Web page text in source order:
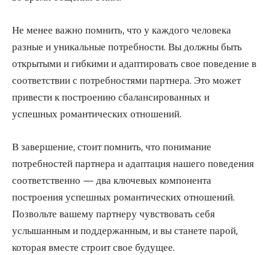
Не менее важно помнить, что у каждого человека
разные и уникальные потребности. Вы должны быть
открытыми и гибкими и адаптировать свое поведение в
соответствии с потребностями партнера. Это может
привести к построению сбалансированных и
успешных романтических отношений.
В завершение, стоит помнить, что понимание
потребностей партнера и адаптация нашего поведения
соответственно — два ключевых компонента
построения успешных романтических отношений.
Позвольте вашему партнеру чувствовать себя
услышанным и поддержанным, и вы станете парой,
которая вместе строит свое будущее.